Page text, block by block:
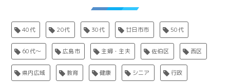
40代 20代 30代 廿日市市 50代
60代〜 広島市 主婦・主夫 佐伯区 西区
県内広域 教育 健康 シニア 行政